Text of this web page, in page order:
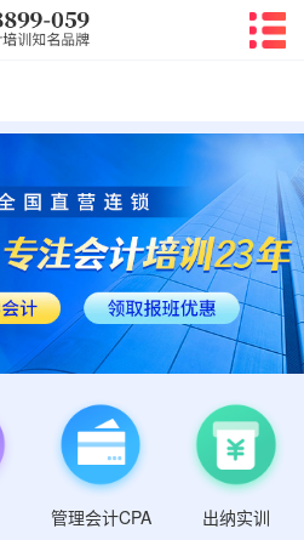
管理会计CPA 出纳实训